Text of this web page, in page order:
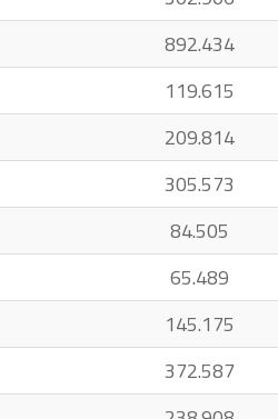
892.434
119.615
209.814
305.573
84.505
65.489
145.175
372.587